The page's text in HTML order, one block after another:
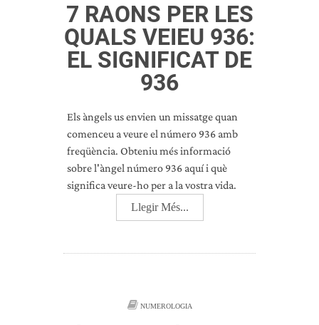
7 RAONS PER LES
QUALS VEIEU 936:
EL SIGNIFICAT DE
936
Els àngels us envien un missatge quan
comenceu a veure el número 936 amb
freqüència. Obteniu més informació
sobre l'àngel número 936 aquí i què
significa veure-ho per a la vostra vida.
Llegir Més...
NUMEROLOGIA